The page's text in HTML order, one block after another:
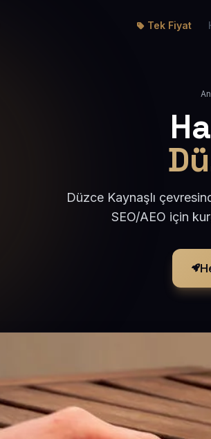
Tek Fiyat
Düzce Kaynaşlı
SEO/AEO için